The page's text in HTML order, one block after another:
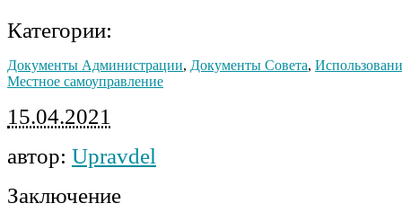
Категории:
Документы Администрации, Документы Совета,
Местное самоуправление
15.04.2021
автор: Upravdel
Заключение